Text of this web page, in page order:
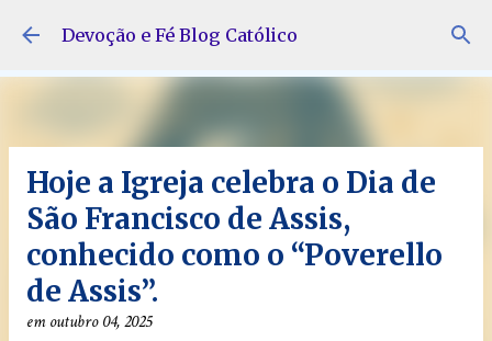
Pular para o conteúdo principal
Devoção e Fé Blog Católico
Hoje a Igreja celebra o Dia de
São Francisco de Assis,
conhecido como o “Poverello
de Assis”.
emoutubro 04, 2025